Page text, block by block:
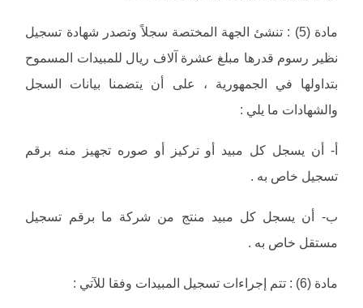
مادة (5) : تنشئ الجهة المختصة سجلاً وتصدر شهادة تسجيل
نظير رسوم قدرها مبلغ عشرة آلاف ريال للمبيدات المسموح
بتداولها في الجمهورية ، على أن يتضمنا بيانات السجل
والشهادات ما يلي :
‌أ- أن يسجل كل مبيد أو تركيز أو صوره تجهيز منه برقم
تسجيل خاص به .
‌ب- أن يسجل كل مبيد منتج من شركة ما برقم تسجيل
مستقل خاص به .
مادة (6) : تتم إجراءات تسجيل المبيدات وفقا للآتي :